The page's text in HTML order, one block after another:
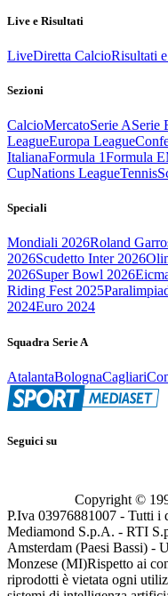
Live e Risultati
LiveDiretta CalcioRisultati
Sezioni
CalcioMercatoSerie ASerie
LeagueEuropa League
ItalianaFormula 1Formula E
CupNations LeagueTennis
Speciali
Mondiali 2026Roland
2026Scudetto Inter 2026
2026Super Bowl 2026
Riding Fest 2025
2024Euro 2024
Squadra Serie A
AtalantaBolognaCagliari
Seguici su
Copyright ©
P.Iva 03976881007 - Tutti i
Mediamond S.p.A. - RTI
Amsterdam (Paesi Bassi) -
Monzese (MI)Rispetto ai
riprodotti è vietata ogni